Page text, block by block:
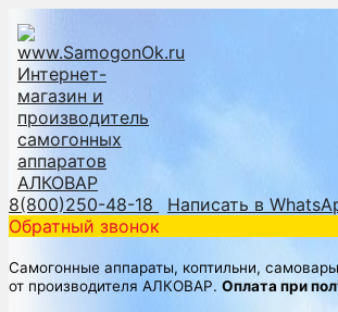
8(800)250-48-18
Написать в
Обратный звонок
Самогонные аппараты, коптильни,
от производителя АЛКОВАР. Оплата при